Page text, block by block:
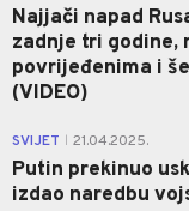
Najjači napad
zadnje tri godine,
povrijeđenima i
(VIDEO)
SVIJET 21.04.2025.
Putin prekinuo
izdao naredbu